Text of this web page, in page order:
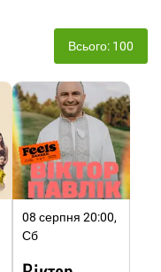
Всього: 100
08 серпня 20:00,
Сб